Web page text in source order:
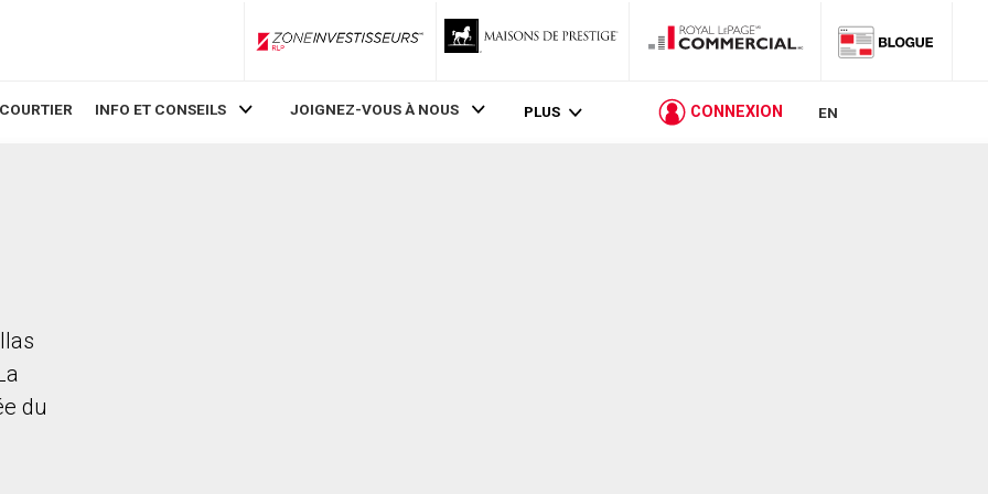
ZoneInvestisseurs RLP
INFO ET CONSEILS JOIGNEZ-VOUS À NOUS PLUS CONNEXION EN
du